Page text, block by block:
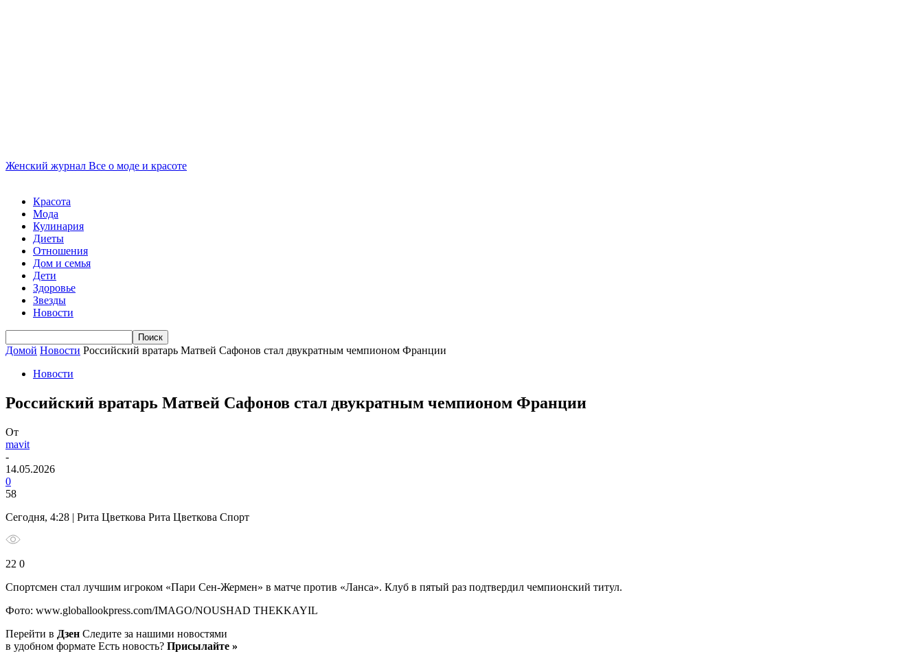
Женский журнал Все о моде и красоте
Красота
Мода
Кулинария
Диеты
Отношения
Дом и семья
Дети
Здоровье
Звезды
Новости
Домой Новости Российский вратарь Матвей Сафонов стал двукратным чемпионом Франции
Новости
Российский вратарь Матвей Сафонов стал двукратным чемпионом Франции
От
mavit
-
14.05.2026
0
58
Сегодня, 4:28 | Рита Цветкова Рита Цветкова Спорт
22 0
Спортсмен стал лучшим игроком «Пари Сен-Жермен» в матче против «Ланса». Клуб в пятый раз подтвердил чемпионский титул.
Фото: www.globallookpress.com/IMAGO/NOUSHAD THEKKAYIL
Перейти в Дзен Следите за нашими новостями
в удобном формате Есть новость? Присылайте »